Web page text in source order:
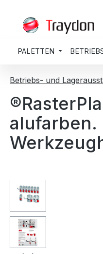
PALETTEN
Betriebs- und
alufarben.
Bildergalerie überspringen